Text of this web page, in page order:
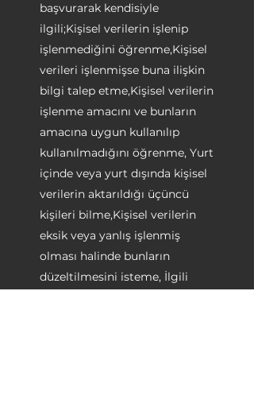
başvurarak kendisiyle
ilgili;Kişisel verilerin işlenip
işlenmediğini öğrenme,Kişisel
verileri işlenmişse buna ilişkin
bilgi talep etme,Kişisel verilerin
işlenme amacını ve bunların
amacına uygun kullanılıp
kullanılmadığını öğrenme, Yurt
içinde veya yurt dışında kişisel
verilerin aktarıldığı üçüncü
kişileri bilme,Kişisel verilerin
eksik veya yanlış işlenmiş
olması halinde bunların
düzeltilmesini isteme, İlgili